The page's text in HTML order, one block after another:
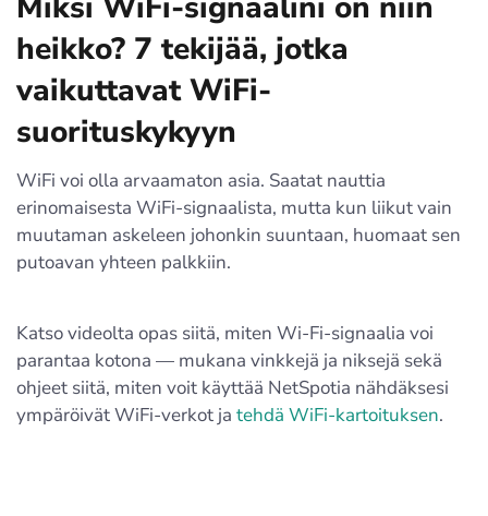
heikko? 7 tekijää, jotka
vaikuttavat WiFi-
suorituskykyyn
WiFi voi olla arvaamaton asia. Saatat nauttia
erinomaisesta WiFi-signaalista, mutta kun liikut vain
muutaman askeleen johonkin suuntaan, huomaat sen
putoavan yhteen palkkiin.
Katso videolta opas siitä, miten Wi-Fi-signaalia voi
parantaa kotona — mukana vinkkejä ja niksejä sekä
ohjeet siitä, miten voit käyttää NetSpotia nähdäksesi
ympäröivät WiFi-verkot ja tehdä WiFi-kartoituksen.